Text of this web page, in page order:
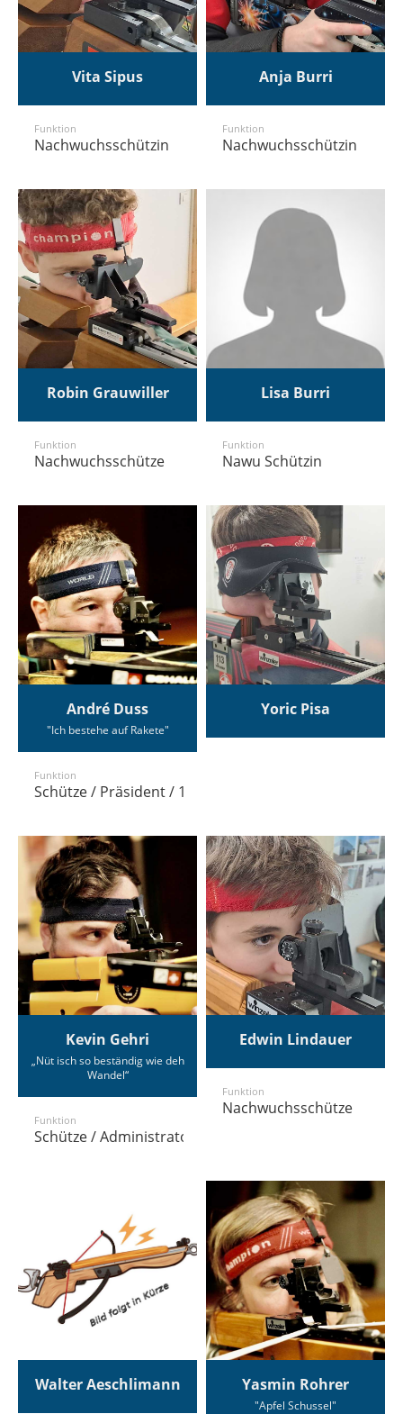
Vita Sipus
Funktion
Nachwuchsschützin
Anja Burri
Funktion
Nachwuchsschützin
Robin Grauwiller
Funktion
Nachwuchsschütze
Lisa Burri
Funktion
Nawu Schützin
André Duss
"Ich bestehe auf Rakete"
Funktion
Schütze / Präsident / 1.Schützenmeister
Yoric Pisa
Kevin Gehri
„Nüt isch so beständig wie deh
Wandel“
Funktion
Schütze / Administrator / Verpflegungsbeauftragter
Edwin Lindauer
Funktion
Nachwuchsschütze
Walter Aeschlimann Yasmin Rohrer
"Apfel Schussel"